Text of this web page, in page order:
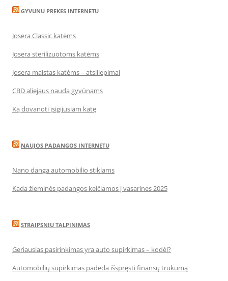
GYVUNU PREKES INTERNETU
Josera Classic katėms
Josera sterilizuotoms katėms
Josera maistas katėms – atsiliepimai
CBD aliejaus nauda gyvūnams
Ką dovanoti įsigijusiam katę
NAUJOS PADANGOS INTERNETU
Nano danga automobilio stiklams
Kada žieminės padangos keičiamos į vasarines 2025
STRAIPSNIU TALPINIMAS
Geriausias pasirinkimas yra auto supirkimas – kodėl?
Automobilių supirkimas padeda išspręsti finansų trūkumą